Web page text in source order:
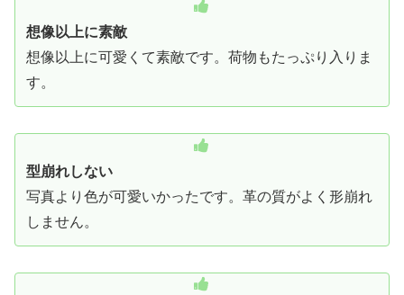
想像以上に素敵
想像以上に可愛くて素敵です。荷物もたっぷり入りま
す。
型崩れしない
写真より色が可愛いかったです。革の質がよく形崩れ
しません。